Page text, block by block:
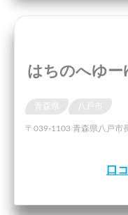
はちのへゆー
青森県
〒039-1103 青森県八戸市
口